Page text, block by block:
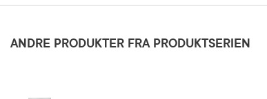
ANDRE PRODUKTER FRA PRODUKTSERIEN